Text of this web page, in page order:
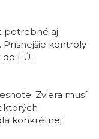
potrebné aj
kontroly
EÚ.
Zviera musí
konkrétnej